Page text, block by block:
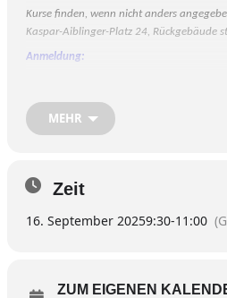
Kurse finden, wenn nicht anders
Kaspar-Aiblinger-Platz 24, Rückgebäude
Anmeldung:
MEHR
Zeit
16. September 20259:30-11:00
ZUM EIGENEN